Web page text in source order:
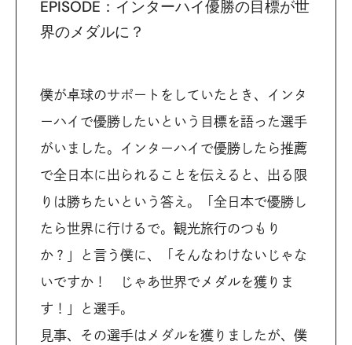
EPISODE：インターハイ優勝の目標が世
界のメダルに？
僕が卓球のサポートをしていたとき、インタ
ーハイで優勝したいという目標を語った選手
がいました。インターハイで優勝したら推薦
で全日本に出られることを伝えると、出る限
りは勝ちたいという答え。「全日本で優勝し
たら世界に行けるで。観光旅行のつもり
か？」と言う僕に、「そんなわけないじゃな
いですか！ じゃあ世界でメダルを獲りま
す！」と選手。
見事、その選手はメダルを獲りましたが、僕